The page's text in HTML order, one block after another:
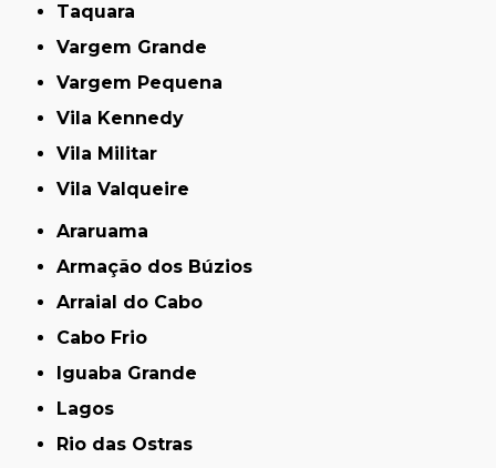
Taquara
Vargem Grande
Vargem Pequena
Vila Kennedy
Vila Militar
Vila Valqueire
Araruama
Armação dos Búzios
Arraial do Cabo
Cabo Frio
Iguaba Grande
Lagos
Rio das Ostras